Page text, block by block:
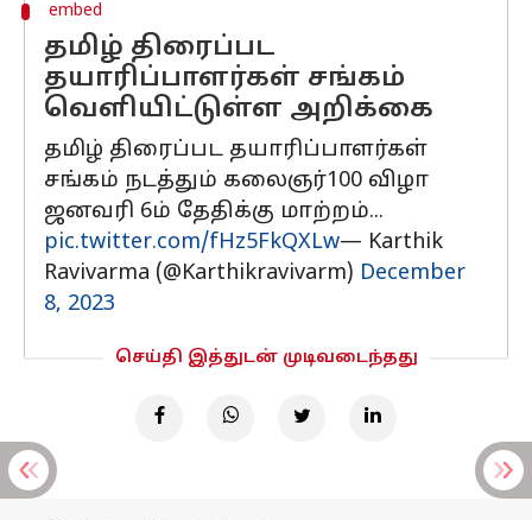
embed
தமிழ் திரைப்பட
தயாரிப்பாளர்கள் சங்கம்
வெளியிட்டுள்ள அறிக்கை
தமிழ் திரைப்பட தயாரிப்பாளர்கள்
சங்கம் நடத்தும் கலைஞர்100 விழா
ஜனவரி 6ம் தேதிக்கு மாற்றம்...
pic.twitter.com/fHz5FkQXLw— Karthik
Ravivarma (@Karthikravivarm) December
8, 2023
செய்தி இத்துடன் முடிவடைந்தது